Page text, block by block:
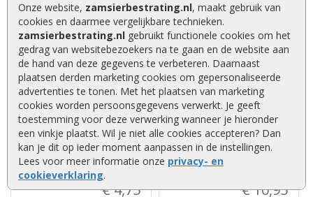
Onze website, zamsierbestrating.nl, maakt gebruik van
cookies en daarmee vergelijkbare technieken.
zamsierbestrating.nl gebruikt functionele cookies om het
gedrag van websitebezoekers na te gaan en de website aan
de hand van deze gegevens te verbeteren. Daarnaast
plaatsen derden marketing cookies om gepersonaliseerde
advertenties te tonen. Met het plaatsen van marketing
cookies worden persoonsgegevens verwerkt. Je geeft
toestemming voor deze verwerking wanneer je hieronder
een vinkje plaatst. Wil je niet alle cookies accepteren? Dan
kan je dit op ieder moment aanpassen in de instellingen.
Lees voor meer informatie onze privacy- en
cookieverklaring.
Dakplankspijkers verzonken
2,4 x 50 mm zak 200 stuks
Dakplankspijkers verzonken 2,4
x 50 mm zak 200 stuks....
€ 4,75
Tuinhuisset 1 (800
dakplankspijkers + 200
asfaltnagels)
Tuinhuisset 1 (800
dakplankspijkers + 200
asfaltnagels)....
€ 10,95